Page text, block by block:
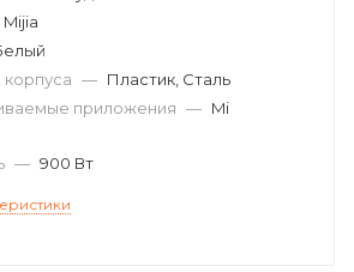
Mijia
— Пластик, Сталь
приложения — Mi
— 900 Вт